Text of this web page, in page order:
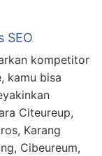
SEO
kompetitor
kamu bisa
Citeureup,
Karang
Cibeureum,